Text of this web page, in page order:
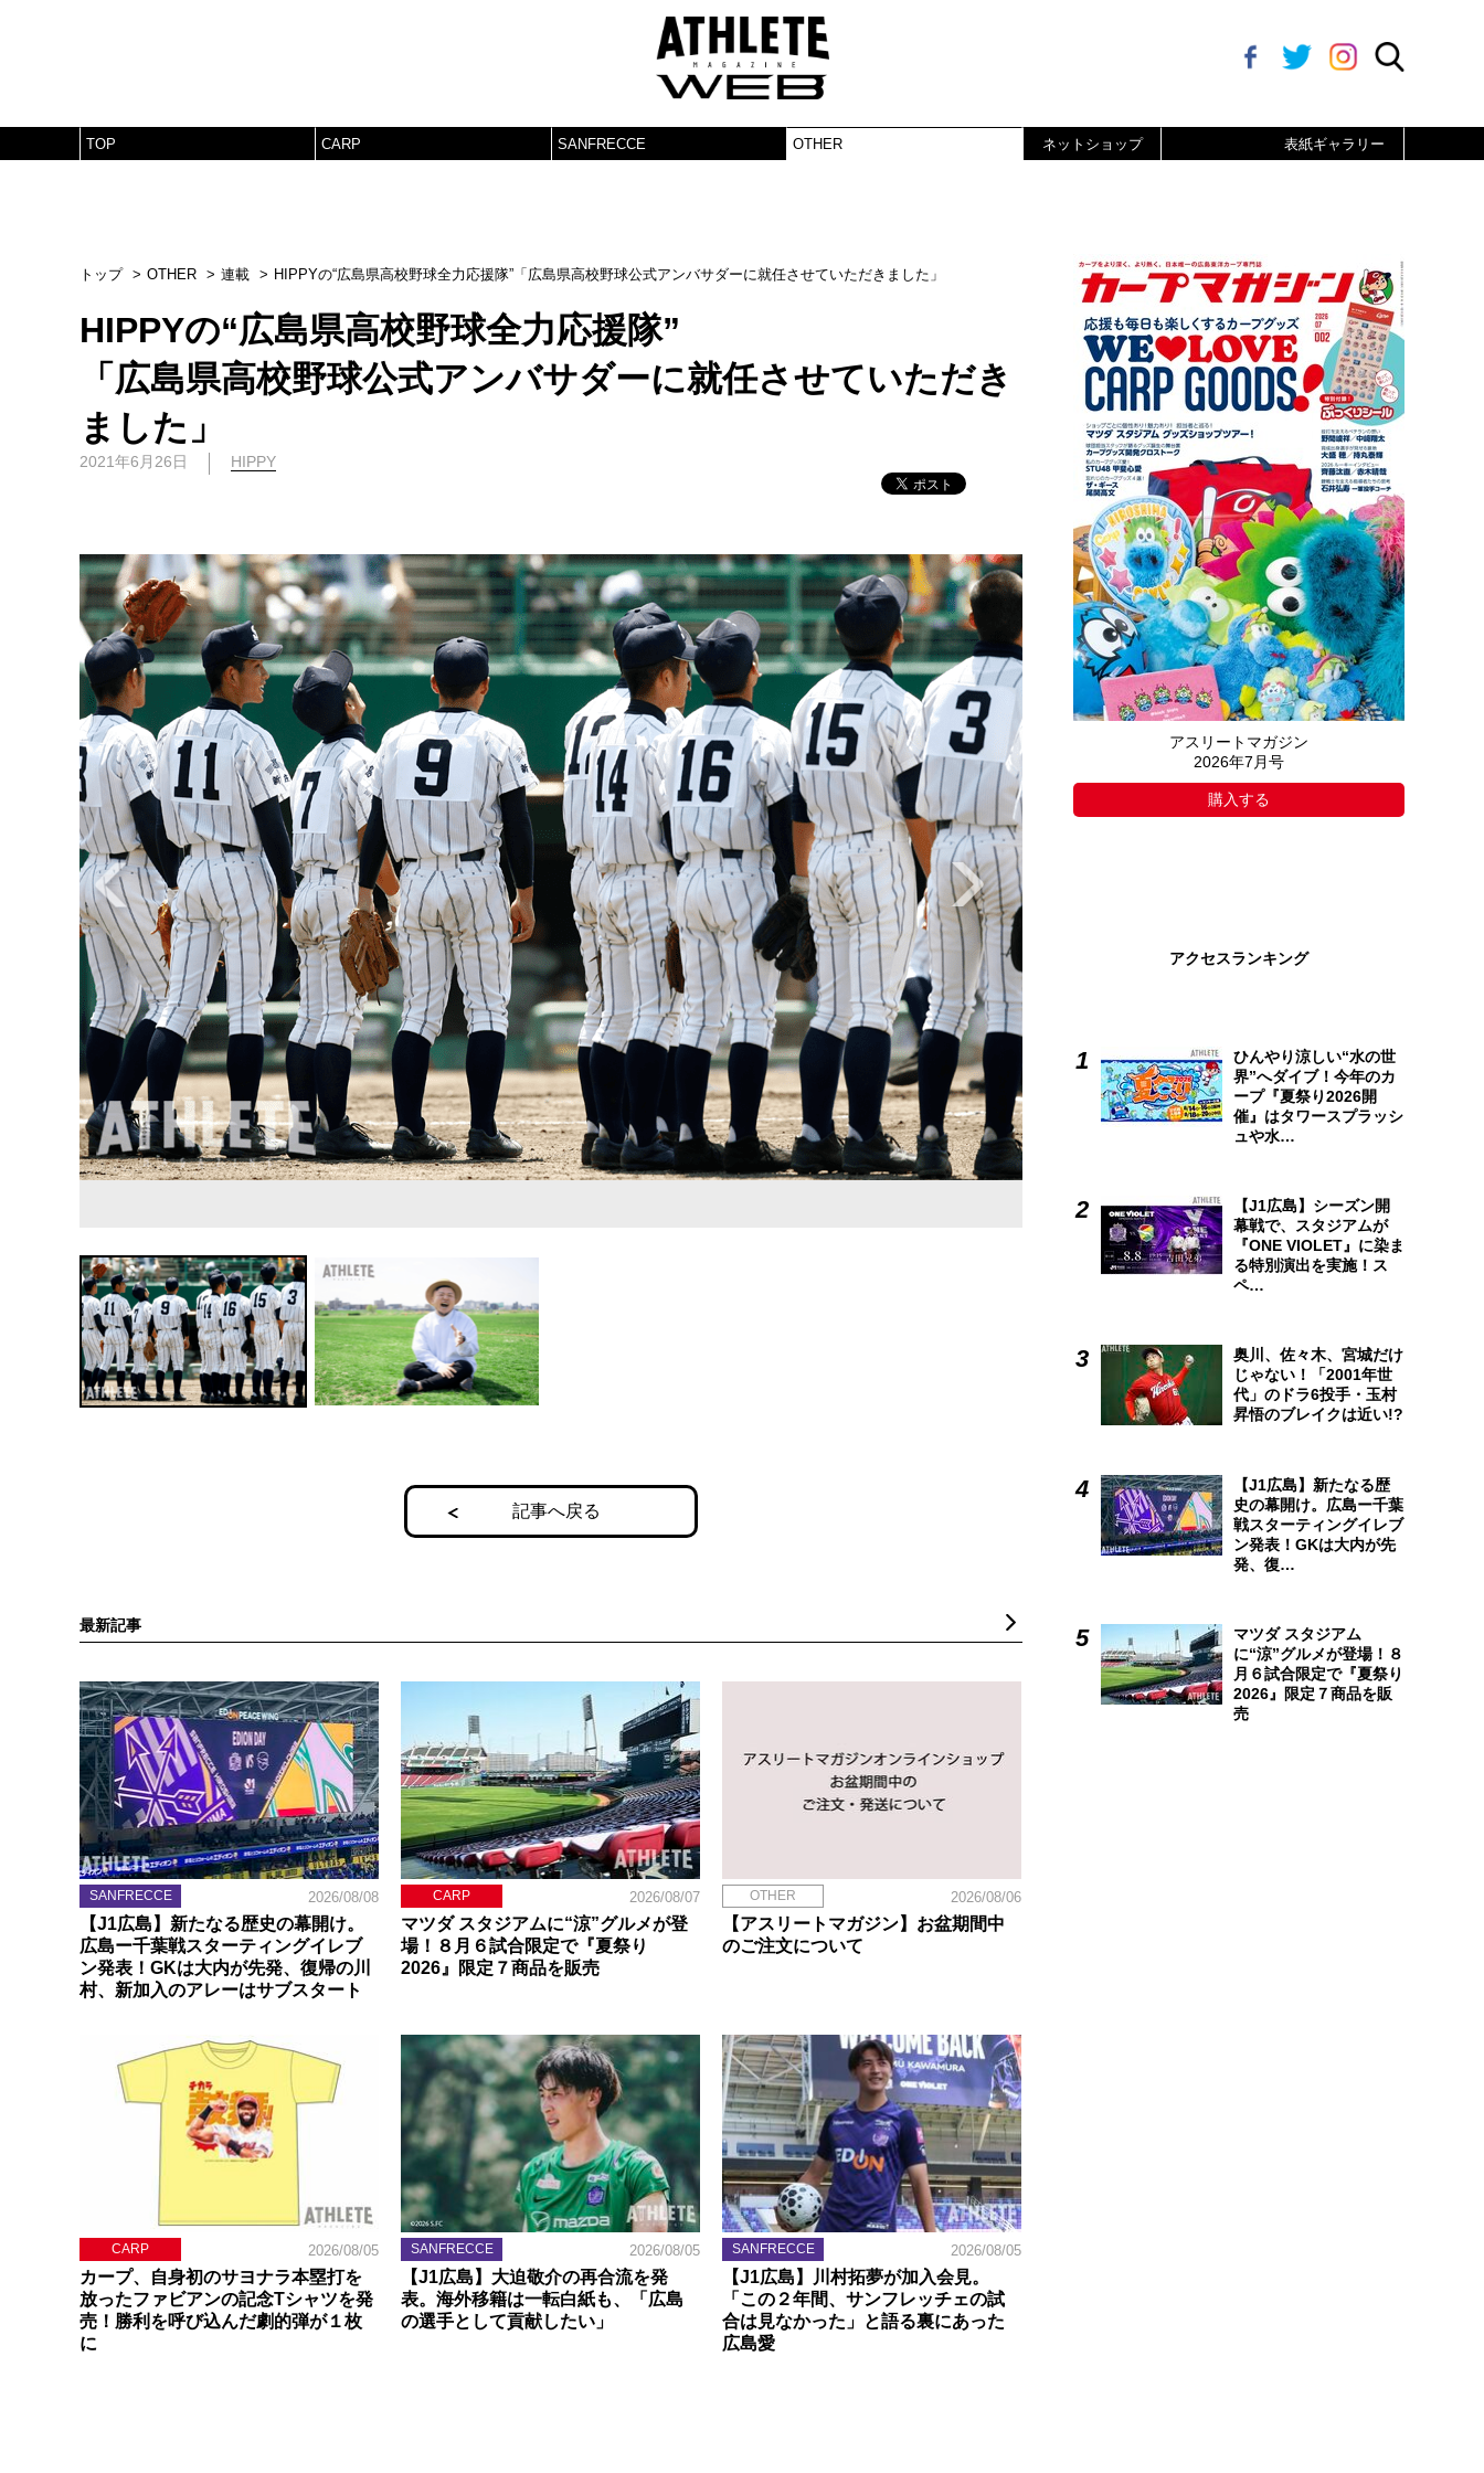
TOP CARP SANFRECCE OTHER ネットショップ 表紙ギャラリー
トップ OTHER 連載 HIPPYの“広島県高校野球全力応援隊”「広島県高校野球公式アンバサダーに就任させていただきました」
HIPPYの“広島県高校野球全力応援隊”
「広島県高校野球公式アンバサダーに就任させていただき
ました」
2021年6月26日 HIPPY
記事へ戻る
最新記事
SANFRECCE 2026/08/08
【J1広島】新たなる歴史の幕開け。
広島ー千葉戦スターティングイレブ
ン発表！GKは大内が先発、復帰の川
村、新加入のアレーはサブスタート
CARP 2026/08/07
マツダ スタジアムに“涼”グルメが登
場！８月６試合限定で『夏祭り
2026』限定７商品を販売
OTHER 2026/08/06
【アスリートマガジン】お盆期間中
のご注文について
CARP 2026/08/05
カープ、自身初のサヨナラ本塁打を
放ったファビアンの記念Tシャツを発
売！勝利を呼び込んだ劇的弾が１枚
に
SANFRECCE 2026/08/05
【J1広島】大迫敬介の再合流を発
表。海外移籍は一転白紙も、「広島
の選手として貢献したい」
SANFRECCE 2026/08/05
【J1広島】川村拓夢が加入会見。
「この２年間、サンフレッチェの試
合は見なかった」と語る裏にあった
広島愛
アスリートマガジン
2026年7月号
購入する
アクセスランキング
ひんやり涼しい“水の世
界”へダイブ！今年のカ
ープ『夏祭り2026開
催』はタワースプラッシ
ュや水…
【J1広島】シーズン開
幕戦で、スタジアムが
『ONE VIOLET』に染ま
る特別演出を実施！ス
ペ…
奥川、佐々木、宮城だけ
じゃない！「2001年世
代」のドラ6投手・玉村
昇悟のブレイクは近い!?
【J1広島】新たなる歴
史の幕開け。広島ー千葉
戦スターティングイレブ
ン発表！GKは大内が先
発、復…
マツダ スタジアム
に“涼”グルメが登場！８
月６試合限定で『夏祭り
2026』限定７商品を販
売